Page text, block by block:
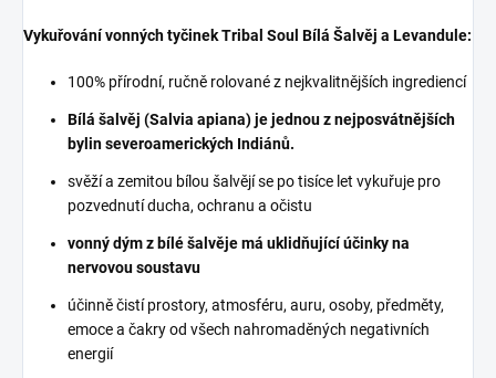
Vykuřování vonných tyčinek Tribal Soul Bílá Šalvěj a Levandule:
100% přírodní, ručně rolované z nejkvalitnějších ingrediencí
Bílá šalvěj (Salvia apiana) je jednou z nejposvátnějších
bylin severoamerických Indiánů.
svěží a zemitou bílou šalvějí se po tisíce let vykuřuje pro
pozvednutí ducha, ochranu a očistu
vonný dým z bílé šalvěje má uklidňující účinky na
nervovou soustavu
účinně čistí prostory, atmosféru, auru, osoby, předměty,
emoce a čakry od všech nahromaděných negativních
energií